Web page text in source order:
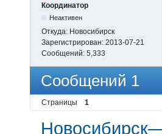
Координатор
Неактивен
Откуда: Новосибирск
Зарегистрирован: 2013-07-21
Сообщений: 5,333
Сообщений 1
Страницы 1